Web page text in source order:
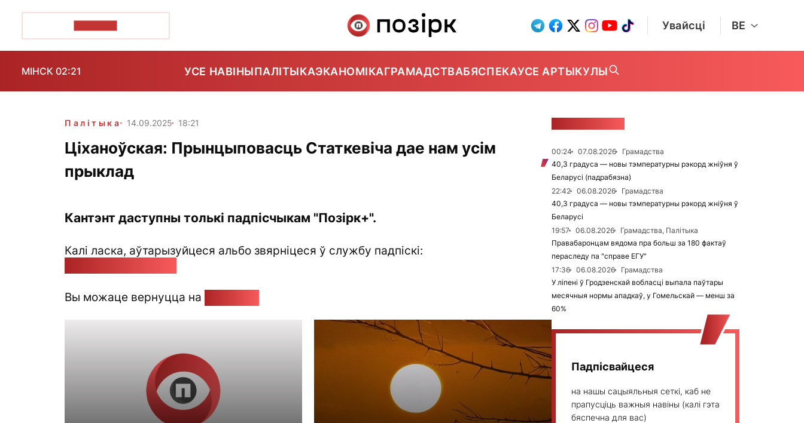
Увайсці BE
МІНСК 02:21 УСЕ НАВІНЫПАЛІТЫКАЭКАНОМІКАГРАМАДСТВАБЯСПЕКАУСЕ АРТЫКУЛЫ
Палітыка 14.09.2025 18:21
Ціханоўская: Прынцыповасць Статкевіча дае нам усім
прыклад
Кантэнт даступны толькі падпісчыкам "Позірк+".
Калі ласка, аўтарызуйцеся альбо звярніцеся ў службу падпіскі:
Вы можаце вернуцца на
00:24 07.08.2026
Грамадства
40,3 градуса — новы тэмпературны рэкорд жніўня ў
Беларусі (падрабязна)
22:42
06.08.2026
Грамадства
40,3 градуса — новы тэмпературны рэкорд жніўня ў
Беларусі
19:57
06.08.2026
Грамадства, Палітыка
Правабаронцам вядома пра больш за 180 фактаў
пераследу па "справе ЕГУ"
17:36
06.08.2026
Грамадства
У ліпені ў Гродзенскай вобласці выпала паўтары
месячныя нормы ападкаў, у Гомельскай — менш за
60%
Падпісвайцеся
на нашы сацыяльныя сеткі, каб не
прапусціць важныя навіны (калі гэта
бяспечна для вас)